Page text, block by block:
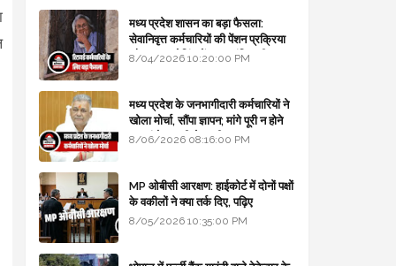
मध्य प्रदेश शासन का बड़ा फैसला:
सेवानिवृत्त कर्मचारियों की पेंशन प्रक्रिया
और बजट कोडिंग में हुए क्रांतिकारी
8/04/2026 10:20:00 PM
मध्य प्रदेश के जनभागीदारी कर्मचारियों ने
खोला मोर्चा, सौंपा ज्ञापन; मांगे पूरी न होने
पर आंदोलन की चेतावनी
8/06/2026 08:16:00 PM
MP ओबीसी आरक्षण: हाईकोर्ट में दोनों पक्षों
के वकीलों ने क्या तर्क दिए, पढ़िए
8/05/2026 10:35:00 PM